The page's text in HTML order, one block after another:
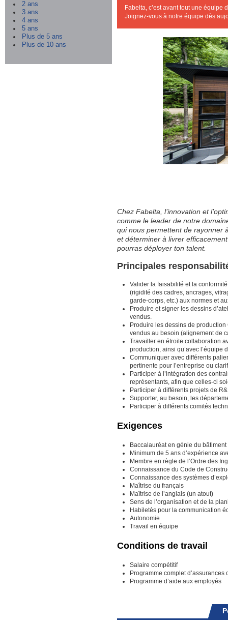
2 ans
3 ans
4 ans
5 ans
Plus de 5 ans
Plus de 10 ans
Fabelta, c’est avant tout une équipe
Joignez-vous à notre équipe dès
Chez Fabelta, l’innovation et
comme le leader de notre
qui nous permettent de rayonner
et déterminer à livrer
pourras déployer ton talent.
Principales
Valider la faisabilité et la
(rigidité des cadres, ancrages,
garde-corps, etc.) aux normes et
Produire et signer les dessins
vendus.
Produire les dessins de
vendus au besoin (alignement de
Travailler en étroite collaboration
production, ainsi qu’avec l’équipe
Communiquer avec différents
pertinente pour l’entreprise ou
Participer à l’intégration des
représentants, afin que celles-ci
Participer à différents projets de
Supporter, au besoin, les
Participer à différents comités
Exigences
Baccalauréat en génie du bâtiment
Minimum de 5 ans d’expérience
Membre en règle de l’Ordre des
Connaissance du Code de
Connaissance des systèmes
Maîtrise du français
Maîtrise de l’anglais (un atout)
Sens de l’organisation et de la
Habiletés pour la communication
Autonomie
Travail en équipe
Conditions de travail
Salaire compétitif
Programme complet d’assurances
Programme d’aide aux employés